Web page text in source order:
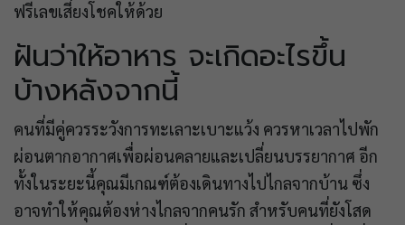
ฟรีเลขเสี่ยงโชคให้ด้วย
ฝันว่าให้อาหาร จะเกิดอะไรขึ้น
บ้างหลังจากนี้
คนที่มีคู่ควรระวังการทะเลาะเบาะแว้ง ควรหาเวลาไปพัก
ผ่อนตากอากาศเพื่อผ่อนคลายและเปลี่ยนบรรยากาศ อีก
ทั้งในระยะนี้คุณมีเกณฑ์ต้องเดินทางไปไกลจากบ้าน ซึ่ง
อาจทำให้คุณต้องห่างไกลจากคนรัก สำหรับคนที่ยังโสด